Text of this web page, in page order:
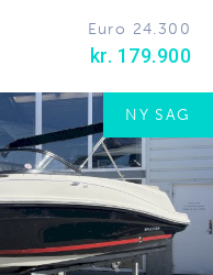
Euro 24.300
kr. 179.900
NY SAG